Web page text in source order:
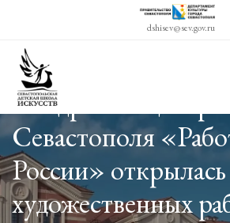
dshisev@sev.gov.ru
В кадровом центре
Севастополя
России»
художественных